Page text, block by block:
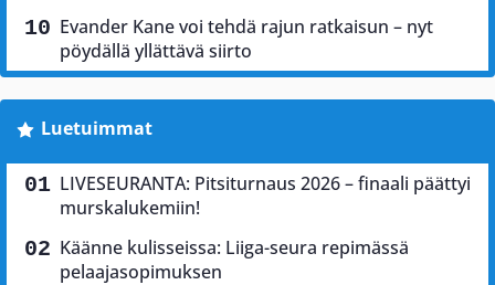
Evander Kane voi tehdä rajun ratkaisun – nyt
pöydällä yllättävä siirto
Luetuimmat
LIVESEURANTA: Pitsiturnaus 2026 – finaali päättyi
murskalukemiin!
Käänne kulisseissa: Liiga-seura repimässä
pelaajasopimuksen